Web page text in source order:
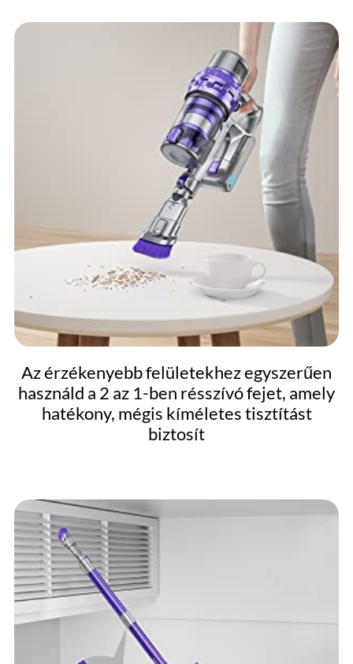
Az érzékenyebb felületekhez egyszerűen
használd a 2 az 1-ben résszívó fejet, amely
hatékony, mégis kíméletes tisztítást
biztosít